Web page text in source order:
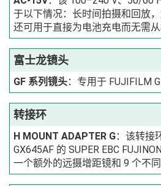
于以下情况：长时间拍摄和回放
还可用于直接为电池充电而无需从
富士龙镜头
GF 系列镜头：专用于 FUJIFILM
转接环
H MOUNT ADAPTER G：该转接
GX645AF 的 SUPER EBC
一个额外的远摄增距镜和 9 个不同